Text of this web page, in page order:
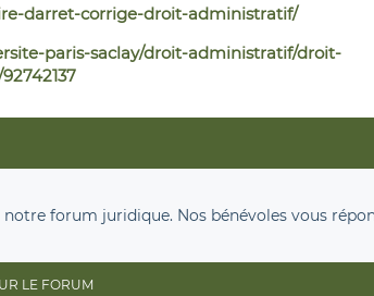
darret-corrige-droit-administratif/
paris-saclay/droit-administratif/droit-
forum juridique. Nos bénévoles vous
LE FORUM